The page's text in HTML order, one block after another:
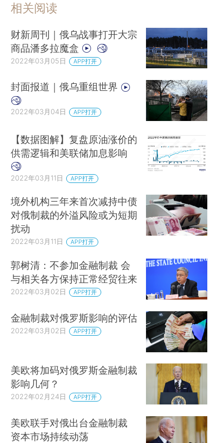
相关阅读
财新周刊｜俄乌战事打开大宗
商品潘多拉魔盒
2022年03月05日 APP打开
封面报道｜俄乌重组世界
2022年03月04日 APP打开
【数据图解】复盘原油涨价的
供需逻辑和美联储加息影响
2022年03月11日 APP打开
境外机构三年来首次减持中债
对俄制裁的外溢风险或为短期
扰动
2022年03月11日 APP打开
郭树清：不参加金融制裁 会
与相关各方保持正常经贸往来
2022年03月02日 APP打开
金融制裁对俄罗斯影响的评估
2022年03月02日 APP打开
美欧将加码对俄罗斯金融制裁
影响几何？
2022年02月24日 APP打开
美欧联手对俄出台金融制裁
资本市场持续动荡